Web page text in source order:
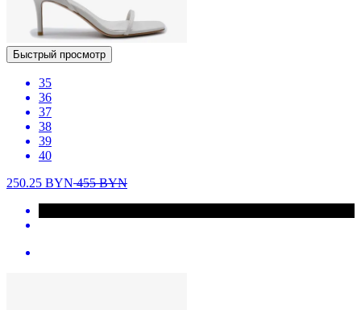
Быстрый просмотр
35
36
37
38
39
40
250.25 BYN455BYN